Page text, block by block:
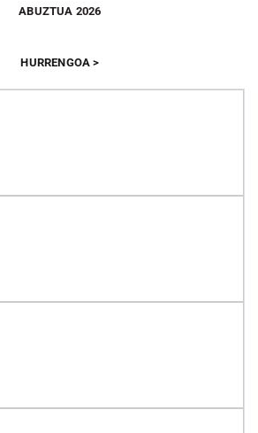
ABUZTUA 2026
HURRENGOA